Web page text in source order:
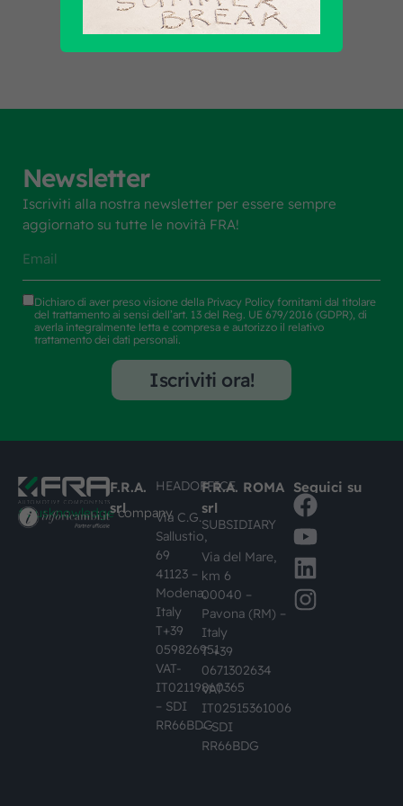
Newsletter
Iscriviti alla nostra newsletter per essere sempre
aggiornato su tutte le novità FRA!
Dichiaro di aver preso visione della Privacy Policy fornitami dal titolare
del trattamento ai sensi dell’art. 13 del Reg. UE 679/2016 (GDPR), di
averla integralmente letta e compresa e autorizzo il relativo
trattamento dei dati personali.
Iscriviti ora!
#busknowledgecompany
F.R.A.
srl
HEADOFFICE
Via C.G.
Sallustio,
69
41123 –
Modena,
Italy
T+39
059826951
VAT-
IT02119860365
– SDI
RR66BDG
F.R.A. ROMA
srl
SUBSIDIARY
Via del Mare,
km 6
00040 –
Pavona (RM) –
Italy
T +39
0671302634
VAT-
IT02515361006
– SDI
RR66BDG
Seguici su